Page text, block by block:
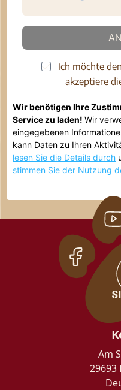
Ich möchte
akzeptiere
Wir benötigen Ihre
Service zu laden! Wir
eingegebenen
kann Daten zu Ihren
lesen Sie die Details durch
stimmen Sie der Nutzung
Am
29693